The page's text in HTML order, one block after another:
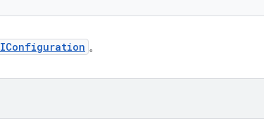
IConfiguration 。